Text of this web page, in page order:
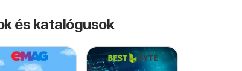
és katalógusok